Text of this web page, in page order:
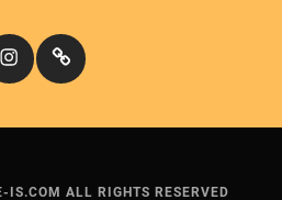
InstagramКіномандри
ALL RIGHTS RESERVED